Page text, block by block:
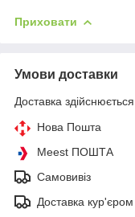
Приховати
Умови доставки
Доставка
Нова Пошта
Meest ПОШТА
Самовивіз
Доставка кур'єром